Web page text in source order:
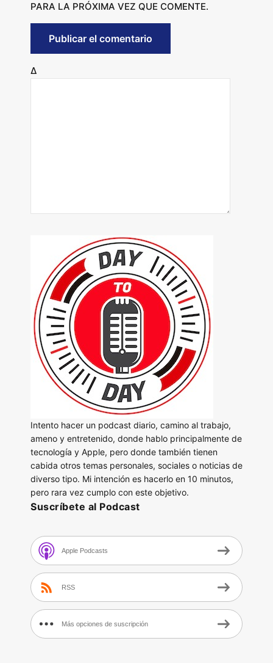
PARA LA PRÓXIMA VEZ QUE COMENTE.
Δ
Intento hacer un podcast diario, camino al trabajo,
ameno y entretenido, donde hablo principalmente de
tecnología y Apple, pero donde también tienen
cabida otros temas personales, sociales o noticias de
diverso tipo. Mi intención es hacerlo en 10 minutos,
pero rara vez cumplo con este objetivo.
Suscríbete al Podcast
Apple Podcasts
RSS
Más opciones de suscripción